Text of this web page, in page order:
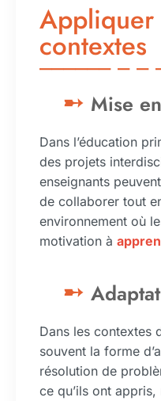
Appliquer
contextes
Mise
Dans l’éducation
des projets
enseignants
de collaborer tout
environnement où
motivation à
Dans les contextes
souvent la forme
résolution de
ce qu’ils ont